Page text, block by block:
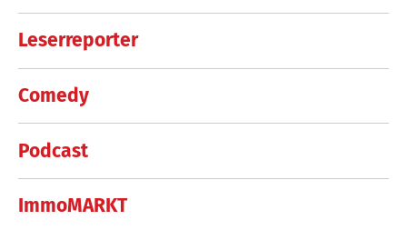
Leserreporter
Comedy
Podcast
ImmoMARKT